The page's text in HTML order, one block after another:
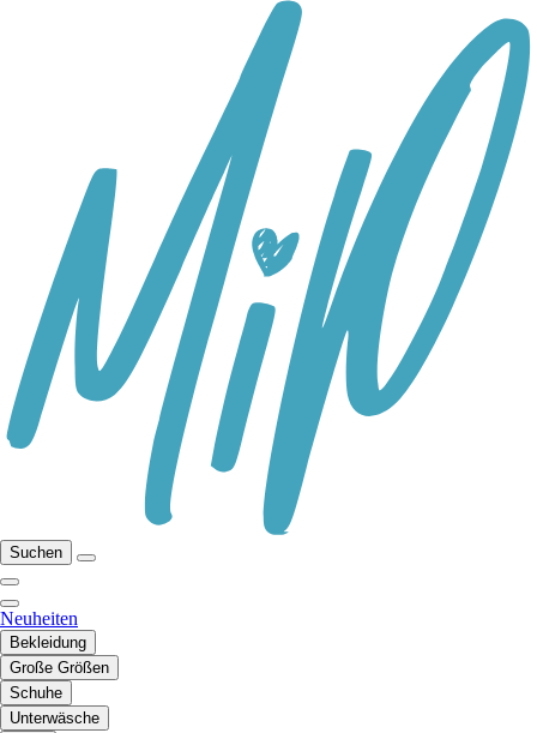
Suchen
Neuheiten
Bekleidung
Große Größen
Schuhe
Unterwäsche